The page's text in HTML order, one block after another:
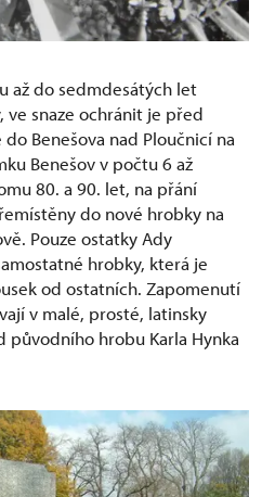
až do sedmdesátých let
snaze ochránit je před
Benešova nad Ploučnicí na
Benešov v počtu 6 až
80. a 90. let, na přání
do nové hrobky na
Pouze ostatky Ady
hrobky, která je
od ostatních. Zapomenutí
v malé, prosté, latinsky
původního hrobu Karla Hynka